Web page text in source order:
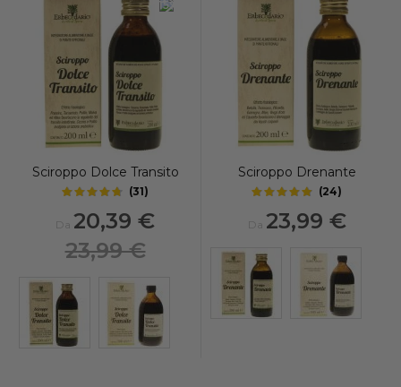
-15%
Sciroppo Dolce Transito
(31)
Da 20,39 €
23,99 €
Sciroppo Drenante
(24)
Da 23,99 €